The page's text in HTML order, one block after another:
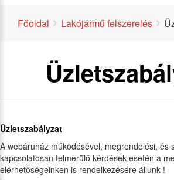
Főoldal Lakójármű felszerelés
Üzletszabályzat
A webáruház működésével, megrendelési, és
kapcsolatosan felmerülő kérdések esetén a
elérhetőségeinken is rendelkezésére állunk !